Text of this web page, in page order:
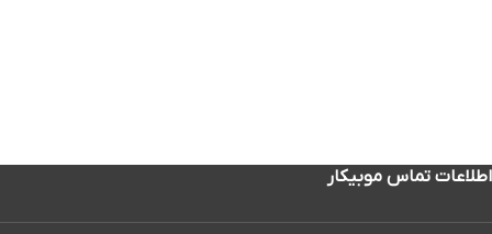
اطلاعات تماس موبیکار